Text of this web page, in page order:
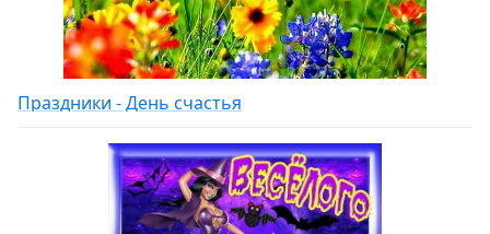
Праздники - День счастья